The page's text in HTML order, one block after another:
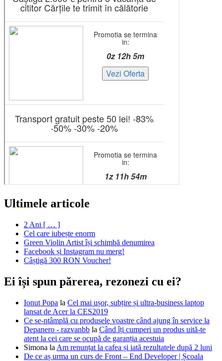
Ultimele articole
2 Ani [ … ]
Cel care iubește enorm
Green Violin Artist își schimbă denumirea
Facebook și Instagram nu merg!
Câștigă 300 RON Voucher!
Ei își spun părerea, rezonezi cu ei?
Ionut Popa la Cel mai ușor, subțire și ultra-business laptop
lansat de Acer la CES2019
Ce se-ntâmplă cu produsele voastre când ajung în service la
Depanero - razvanbb la Când îți cumperi un produs uită-te
atent la cei care se ocupă de garanția acestuia
Simona la Am renunțat la cafea și iată rezultatele după 2 luni
De ce aș urma un curs de Front – End Developer | Școala